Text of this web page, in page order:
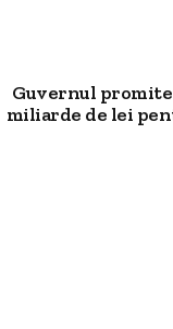
Guvernul
miliarde de lei